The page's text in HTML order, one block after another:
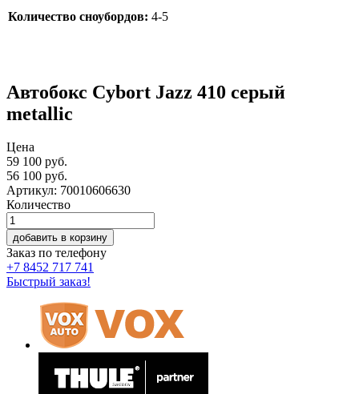
Количество сноубордов: 4-5
Автобокс Cybort Jazz 410 серый
metallic
Цена
59 100 руб.
56 100 руб.
Артикул: 70010606630
Количество
добавить в корзину
Заказ по телефону
+7 8452 717 741
Быстрый заказ!